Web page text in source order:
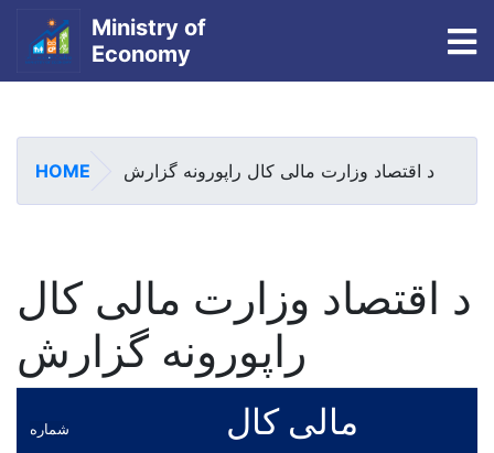
content
Ministry of
Economy
HOME د اقتصاد وزارت مالی کال راپورونه گزارش
د اقتصاد وزارت مالی کال
راپورونه گزارش
شماره